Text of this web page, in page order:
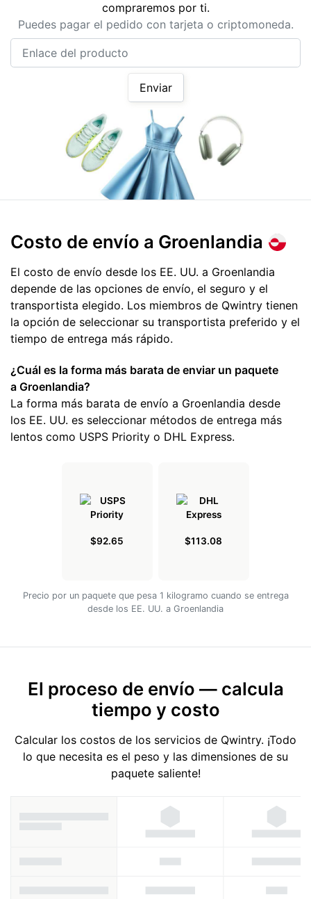
compraremos por ti.
Puedes pagar el pedido con tarjeta o criptomoneda.
Enviar
Costo de envío a Groenlandia
El costo de envío desde los EE. UU. a Groenlandia
depende de las opciones de envío, el seguro y el
transportista elegido. Los miembros de Qwintry tienen
la opción de seleccionar su transportista preferido y el
tiempo de entrega más rápido.
¿Cuál es la forma más barata de enviar un paquete
a Groenlandia?
La forma más barata de envío a Groenlandia desde
los EE. UU. es seleccionar métodos de entrega más
lentos como USPS Priority o DHL Express.
$92.65 $113.08
Precio por un paquete que pesa 1 kilogramo cuando se entrega
desde los EE. UU. a Groenlandia
El proceso de envío — calcula
tiempo y costo
Calcular los costos de los servicios de Qwintry. ¡Todo
lo que necesita es el peso y las dimensiones de su
paquete saliente!